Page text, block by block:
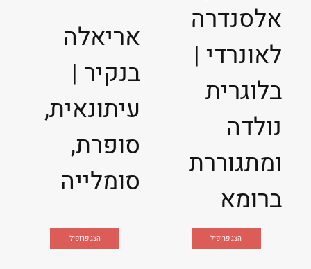
אריאלה
בנקיר |
עיתונאית,
סופרת,
סומלייה
הצג פרופיל
אלסנדרה
לאונרדי |
בלוגרית
נולדה
ומתגוררת
ברומא
הצג פרופיל